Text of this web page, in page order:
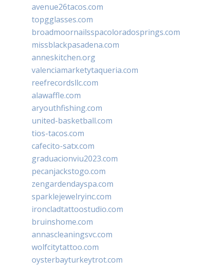
avenue26tacos.com
topgglasses.com
broadmoornailsspacoloradosprings.com
missblackpasadena.com
anneskitchen.org
valenciamarketytaqueria.com
reefrecordsllc.com
alawaffle.com
aryouthfishing.com
united-basketball.com
tios-tacos.com
cafecito-satx.com
graduacionviu2023.com
pecanjackstogo.com
zengardendayspa.com
sparklejewelryinc.com
ironcladtattoostudio.com
bruinshome.com
annascleaningsvc.com
wolfcitytattoo.com
oysterbayturkeytrot.com